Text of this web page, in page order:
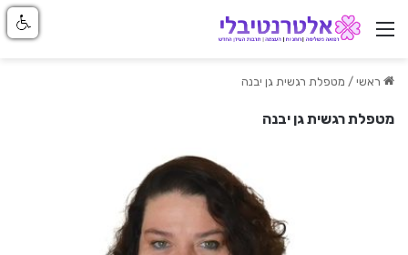
ניווט באתר
ראשי / מטפלת רגשית גן יבנה
מטפלת רגשית גן יבנה